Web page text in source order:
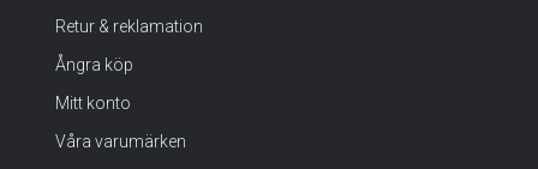
Retur & reklamation
Ångra köp
Mitt konto
Våra varumärken